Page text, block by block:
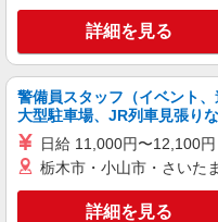
ソフトバ
月給
ヶ月 ※経験・能力
180000 円
■ソフ
字大隈 字
詳細を見る
警備員スタッフ（イベント、
大型駐車場、JR列車見張りな
日給 11,000円〜12,100円
栃木市・小山市・さいた
詳細を見る